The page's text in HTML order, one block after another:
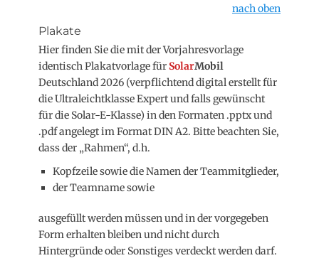
nach oben
Plakate
Hier finden Sie die mit der Vorjahresvorlage
identisch Plakatvorlage fürSolarMobil
Deutschland 2026 (verpflichtend digital erstellt für
die Ultraleichtklasse Expert und falls gewünscht
für die Solar-E-Klasse) in den Formaten .pptx und
.pdf angelegt im Format DIN A2. Bitte beachten Sie,
dass der „Rahmen“, d.h.
Kopfzeile sowie die Namen der Teammitglieder,
der Teamname sowie
ausgefüllt werden müssen und in der vorgegeben
Form erhalten bleiben und nicht durch
Hintergründe oder Sonstiges verdeckt werden darf.